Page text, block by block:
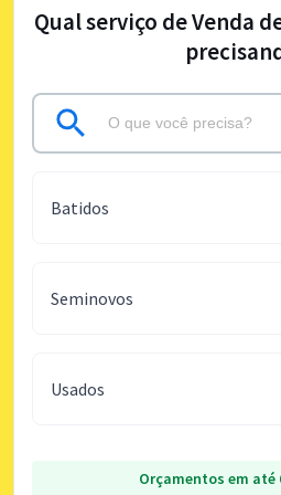
Qual serviço de Venda
Batidos
Seminovos
Usados
Orçamentos em até